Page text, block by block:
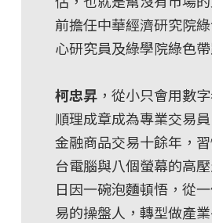
前擔任中華經濟研究院
心研究員及綠學院綠色帶
柯忠昇，從小只會用數
順理成章成為專業交易
金融商品交易十餘年，
台電腦與八個螢幕的高
日因一碗泡麵頓悟，從
易的操盤人，轉型做產